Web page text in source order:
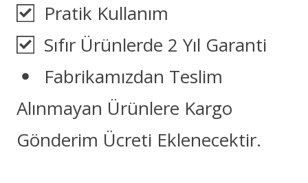
Pratik Kullanım
Sıfır Ürünlerde 2 Yıl Garanti
Fabrikamızdan Teslim
Alınmayan Ürünlere Kargo
Gönderim Ücreti Eklenecektir.